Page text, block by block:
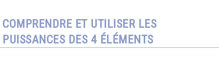
COMPRENDRE ET UTILISER LES
PUISSANCES DES 4 ÉLÉMENTS